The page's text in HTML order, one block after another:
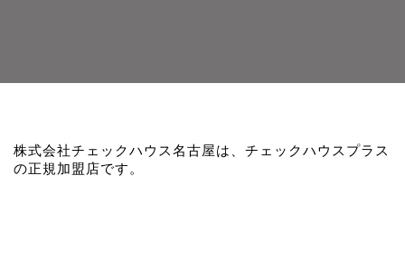
株式会社チェックハウス名古屋は、チェックハウスプラス
の正規加盟店です。